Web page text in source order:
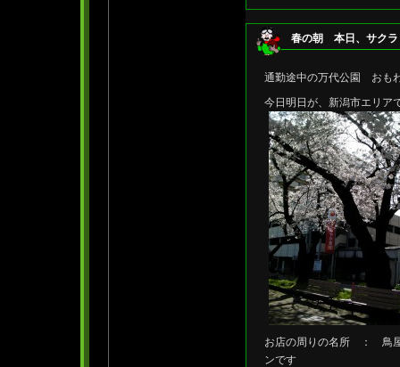
春の朝 本日、サク
通勤途中の万代公園 おも
今日明日が、新潟市エリ
お店の周りの名所 ：
ンです